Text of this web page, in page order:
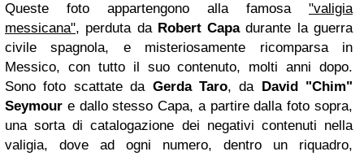
Queste foto appartengono alla famosa "valigia
messicana", perduta da Robert Capadurante la guerra
civile spagnola, e misteriosamente ricomparsa in
Messico, con tutto il suo contenuto, molti anni dopo.
Sono foto scattate da Gerda Taro, da
David "Chim"
Seymour e dallo stesso Capa, a partire dalla foto sopra,
una sorta di catalogazione dei negativi contenuti nella
valigia, dove ad ogni numero, dentro un riquadro,